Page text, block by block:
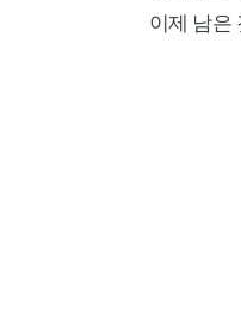
이제 남은